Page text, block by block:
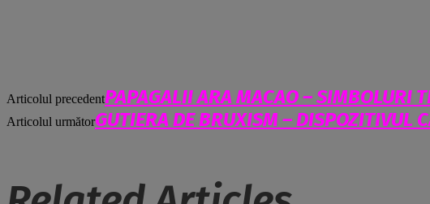
Articolul precedentPAPAGALII ARA MACAO – SIMBOLURI
Articolul următorGUTIERA DE BRUXISM – DISPOZITIVUL